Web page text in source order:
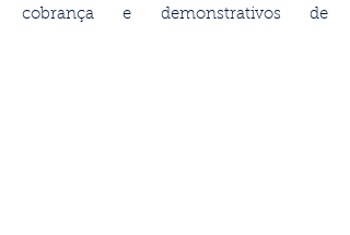
cobrança e demonstrativos de